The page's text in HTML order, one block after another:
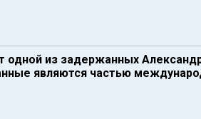
одной из задержанных
являются частью